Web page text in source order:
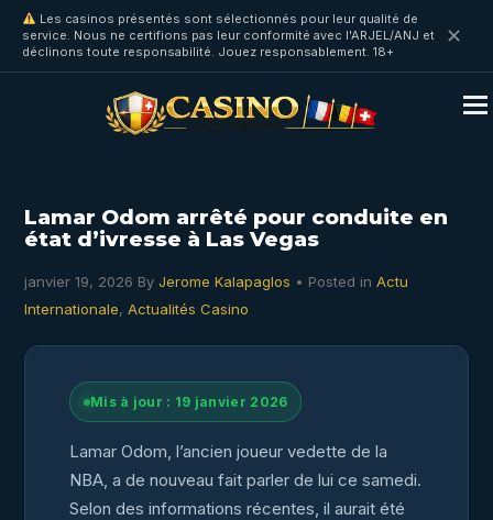
Les casinos présentés sont sélectionnés pour leur qualité de
service. Nous ne certifions pas leur conformité avec l'ARJEL/ANJ et
déclinons toute responsabilité. Jouez responsablement. 18+
✕
Lamar Odom arrêté pour conduite en
état d’ivresse à Las Vegas
janvier 19, 2026 By Jerome Kalapaglos • Posted in Actu
Internationale, Actualités Casino
Mis à jour : 19 janvier 2026
Lamar Odom, l’ancien joueur vedette de la
NBA, a de nouveau fait parler de lui ce samedi.
Selon des informations récentes, il aurait été